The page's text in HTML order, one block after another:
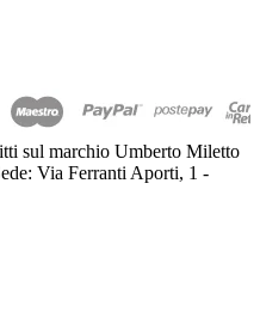
sul marchio Umberto Miletto
Via Ferranti Aporti, 1 -